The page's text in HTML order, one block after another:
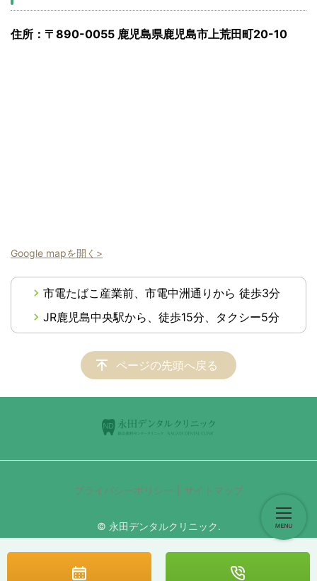
住所：〒890-0055 鹿児島県鹿児島市上荒田町20-10
Google mapを開く>
市電たばこ産業前、市電中洲通りから 徒歩3分
JR鹿児島中央駅から、徒歩15分、タクシー5分
ページの先頭へ戻る
プライバシーポリシー サイトマップ
© 永田デンタルクリニック.